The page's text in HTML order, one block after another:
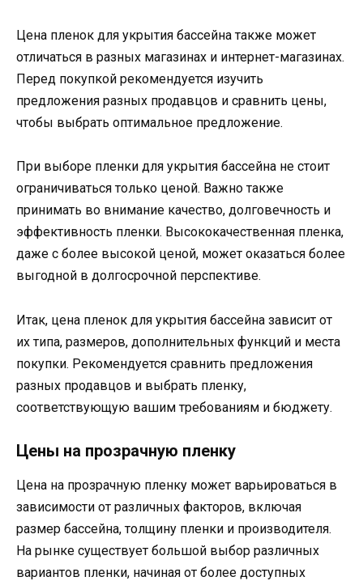
Цена пленок для укрытия бассейна также может
отличаться в разных магазинах и интернет-магазинах.
Перед покупкой рекомендуется изучить
предложения разных продавцов и сравнить цены,
чтобы выбрать оптимальное предложение.
При выборе пленки для укрытия бассейна не стоит
ограничиваться только ценой. Важно также
принимать во внимание качество, долговечность и
эффективность пленки. Высококачественная пленка,
даже с более высокой ценой, может оказаться более
выгодной в долгосрочной перспективе.
Итак, цена пленок для укрытия бассейна зависит от
их типа, размеров, дополнительных функций и места
покупки. Рекомендуется сравнить предложения
разных продавцов и выбрать пленку,
соответствующую вашим требованиям и бюджету.
Цены на прозрачную пленку
Цена на прозрачную пленку может варьироваться в
зависимости от различных факторов, включая
размер бассейна, толщину пленки и производителя.
На рынке существует большой выбор различных
вариантов пленки, начиная от более доступных